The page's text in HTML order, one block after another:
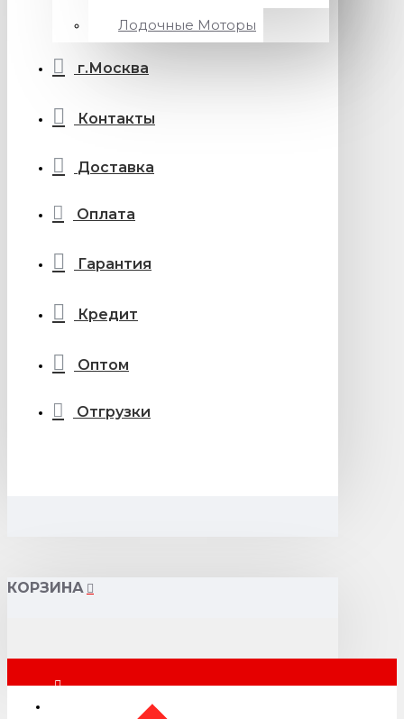
Лодочные Моторы
г.Москва
Контакты
Доставка
Оплата
Гарантия
Кредит
Оптом
Отгрузки
КОРЗИНА